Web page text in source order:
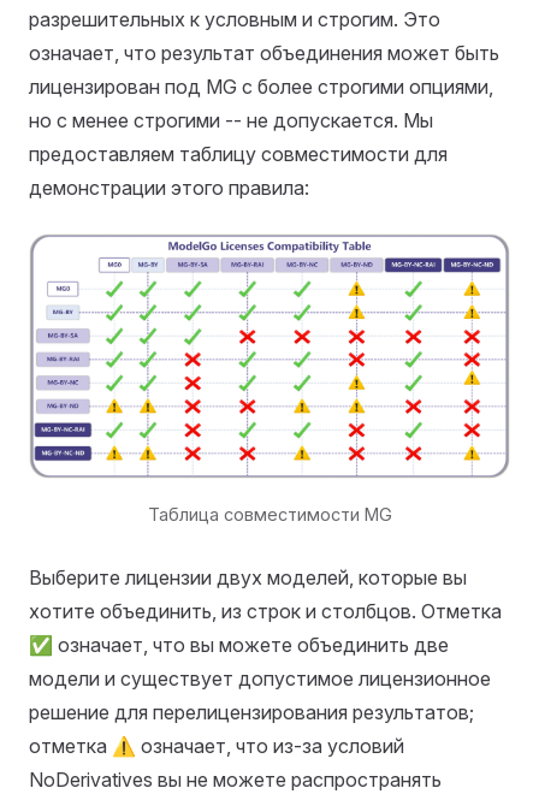
разрешительных к условным и строгим. Это
означает, что результат объединения может быть
лицензирован под MG с более строгими опциями,
но с менее строгими -- не допускается. Мы
предоставляем таблицу совместимости для
демонстрации этого правила:
Таблица совместимости MG
Выберите лицензии двух моделей, которые вы
хотите объединить, из строк и столбцов. Отметка
✅ означает, что вы можете объединить две
модели и существует допустимое лицензионное
решение для перелицензирования результатов;
отметка ⚠️ означает, что из-за условий
NoDerivatives вы не можете распространять